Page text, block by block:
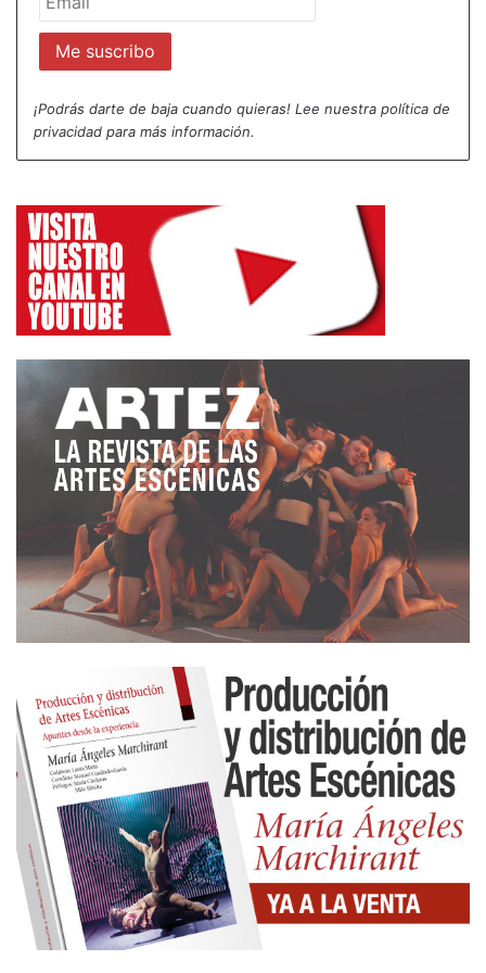
¡Podrás darte de baja cuando quieras! Lee nuestra política de
privacidad para más información.